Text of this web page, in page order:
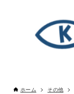
ホーム その他